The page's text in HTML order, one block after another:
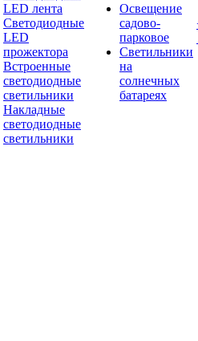
LED лента
Светодиодные
LED
прожектора
Встроенные
светодиодные
светильники
Накладные
светодиодные
светильники
Освещение
садово-
парковое
Светильники
на
солнечных
батареях